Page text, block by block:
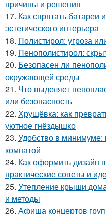
причины и решения
17. Как спрятать батареи
эстетического интерьера
18. Полистирол: угроза
19. Пенополистирол:
20. Безопасен ли
окружающей среды
21. Что выделяет
или безопасность
22. Хрущёвка: как
уютное гнёздышко
23. Удобство в минимуме:
комнатой
24. Как оформить дизайн
практические советы и
25. Утепление крыши
и методы
26. Афиша концертов